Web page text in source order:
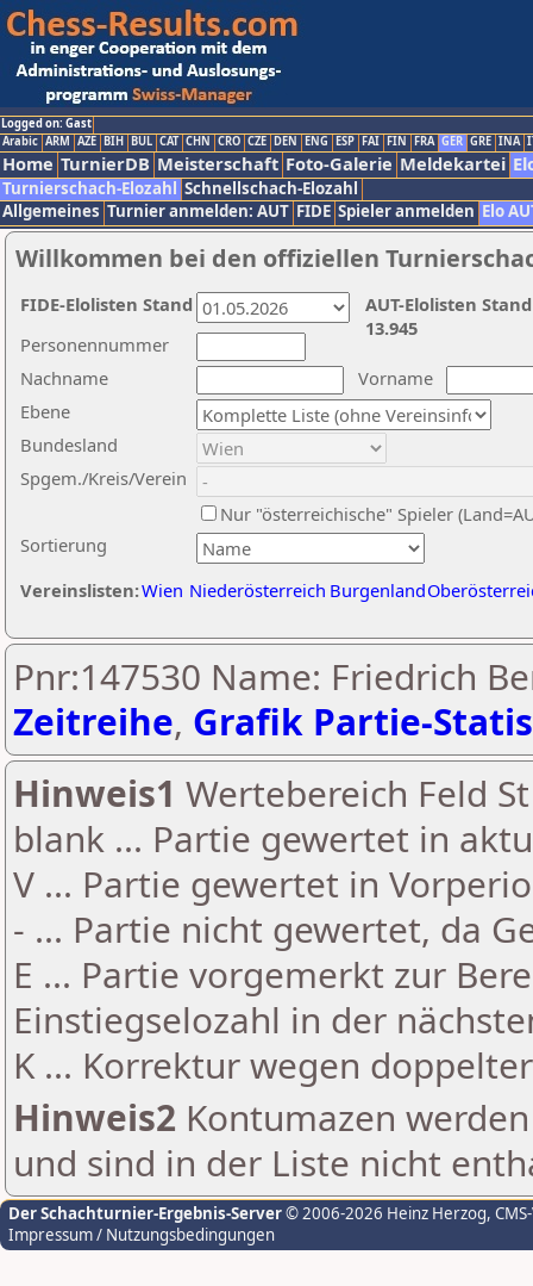
Logged on: Gast
Arabic ARM AZE BIH BUL CAT CHN CRO CZE DEN ENG ESP FAI FIN FRA GER GRE INA
Home TurnierDB Meisterschaft Foto-Galerie Meldekartei
Turnierschach-Elozahl Schnellschach-Elozahl
Allgemeines Turnier anmelden: AUT FIDE Spieler anmelden Elo
Willkommen bei den offiziellen
Nachname
Vorname
Ebene
Sortierung
Personennummer
Bundesland
Spgem./Kreis/Verein
Nur "österreichische" Spieler
Vereinslisten:Wien Niederösterreich Burgenland
AUT-Elolisten
13.945
FIDE-Elolisten Stand
Pnr:147530 Name: Friedrich
Zeitreihe, Grafik Partie-
Hinweis1 Wertebereich Feld
blank ... Partie gewertet in
V ... Partie gewertet in
- ... Partie nicht gewertet, da
E ... Partie vorgemerkt zur
Einstiegselozahl in der
K ... Korrektur wegen
Hinweis2 Kontumazen
und sind in der Liste nicht
Der Schachturnier-Ergebnis-Server© 2006-2026 Heinz Herzog,
Impressum / Nutzungsbedingungen